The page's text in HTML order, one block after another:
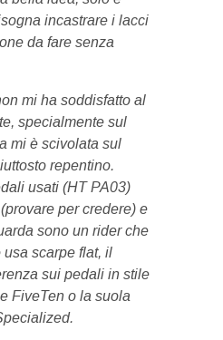
incastrare i lacci
da fare senza
mi ha soddisfatto al
specialmente sul
mi è scivolata sul
repentino.
usati (HT PA03)
per credere) e
sono un rider che
scarpe flat, il
sui pedali in stile
FiveTen o la suola